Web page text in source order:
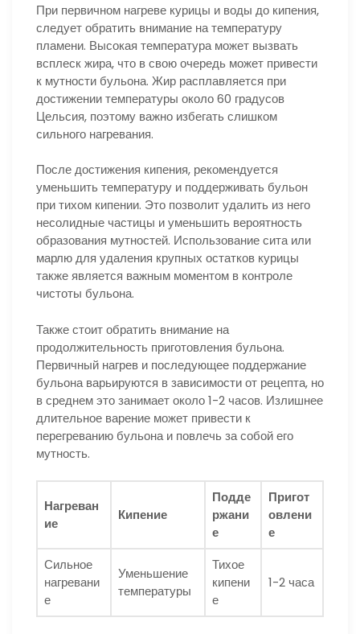
При первичном нагреве курицы и воды до кипения,
следует обратить внимание на температуру
пламени. Высокая температура может вызвать
всплеск жира, что в свою очередь может привести
к мутности бульона. Жир расплавляется при
достижении температуры около 60 градусов
Цельсия, поэтому важно избегать слишком
сильного нагревания.
После достижения кипения, рекомендуется
уменьшить температуру и поддерживать бульон
при тихом кипении. Это позволит удалить из него
несолидные частицы и уменьшить вероятность
образования мутностей. Использование сита или
марлю для удаления крупных остатков курицы
также является важным моментом в контроле
чистоты бульона.
Также стоит обратить внимание на
продолжительность приготовления бульона.
Первичный нагрев и последующее поддержание
бульона варьируются в зависимости от рецепта, но
в среднем это занимает около 1-2 часов. Излишнее
длительное варение может привести к
перегреванию бульона и повлечь за собой его
мутность.
Нагреван
ие
Кипение
Подде
ржани
е
Пригот
овлени
е
Сильное
нагревани
е
Уменьшение
температуры
Тихое
кипени
е
1-2 часа